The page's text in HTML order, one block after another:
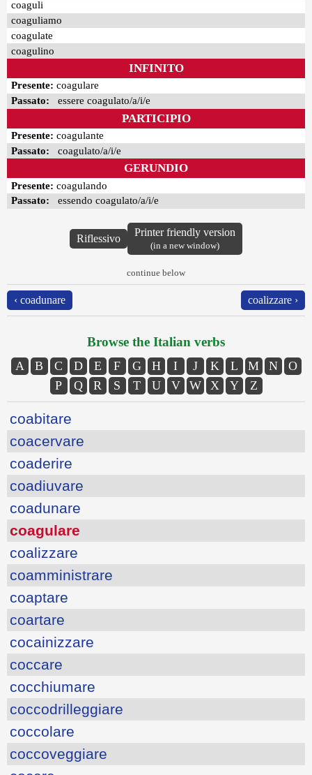
coaguli
coaguliamo
coagulate
coagulino
INFINITO
Presente: coagulare
Passato: essere coagulato/a/i/e
PARTICIPIO
Presente: coagulante
Passato: coagulato/a/i/e
GERUNDIO
Presente: coagulando
Passato: essendo coagulato/a/i/e
Riflessivo
Printer friendly version
(in a new window)
continue below
‹ coadunare coalizzare ›
Browse the Italian verbs
A B C D E F G H I J K L M N
O
P
Q R S T U V W X Y Z
coabitare
coacervare
coaderire
coadiuvare
coadunare
coagulare
coalizzare
coamministrare
coaptare
coartare
cocainizzare
coccare
cocchiumare
coccodrilleggiare
coccolare
coccoveggiare